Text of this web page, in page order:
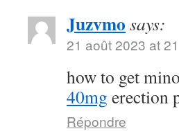
Juzvmo says:
21 août 2023 at
how to get
40mg erection
Répondre